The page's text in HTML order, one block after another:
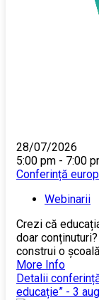
28/07/2026
5:00 pm - 7:00
Conferință
Webinarii
Crezi că
doar
construi o
More Info
Detalii
educație” - 3